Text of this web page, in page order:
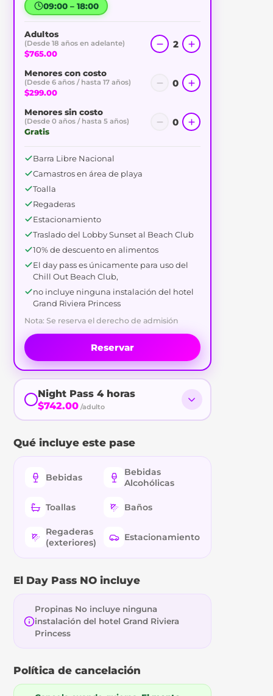
09:00 – 18:00
Adultos
(Desde 18 años en adelante)
$765.00
2
Menores con costo
(Desde 6 años / hasta 17 años)
$299.00
0
Menores sin costo
(Desde 0 años / hasta 5 años)
Gratis
0
Barra Libre Nacional
Camastros en área de playa
Toalla
Regaderas
Estacionamiento
Traslado del Lobby Sunset al Beach Club
10% de descuento en alimentos
El day pass es únicamente para uso del
Chill Out Beach Club,
no incluye ninguna instalación del hotel
Grand Riviera Princess
Nota: Se reserva el derecho de admisión
Reservar
Night Pass 4 horas
$742.00 /adulto
Qué incluye este pase
Bebidas
Bebidas
Alcohólicas
Toallas Baños
Regaderas
(exteriores)
Estacionamiento
El Day Pass NO incluye
Propinas No incluye ninguna
instalación del hotel Grand Riviera
Princess
Política de cancelación